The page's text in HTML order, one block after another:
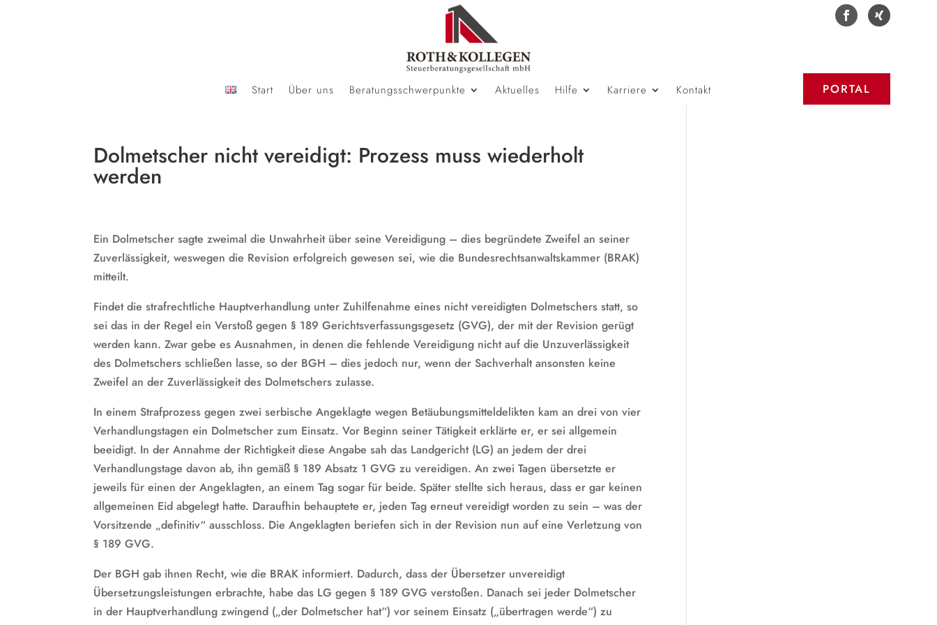
Start Über uns Beratungsschwerpunkte Aktuelles Hilfe Karriere Kontakt PORTAL
Dolmetscher nicht vereidigt: Prozess muss wiederholt
werden
Ein Dolmetscher sagte zweimal die Unwahrheit über seine Vereidigung – dies begründete Zweifel an seiner
Zuverlässigkeit, weswegen die Revision erfolgreich gewesen sei, wie die Bundesrechtsanwaltskammer (BRAK)
mitteilt.
Findet die strafrechtliche Hauptverhandlung unter Zuhilfenahme eines nicht vereidigten Dolmetschers statt, so
sei das in der Regel ein Verstoß gegen § 189 Gerichtsverfassungsgesetz (GVG), der mit der Revision gerügt
werden kann. Zwar gebe es Ausnahmen, in denen die fehlende Vereidigung nicht auf die Unzuverlässigkeit
des Dolmetschers schließen lasse, so der BGH – dies jedoch nur, wenn der Sachverhalt ansonsten keine
Zweifel an der Zuverlässigkeit des Dolmetschers zulasse.
In einem Strafprozess gegen zwei serbische Angeklagte wegen Betäubungsmitteldelikten kam an drei von vier
Verhandlungstagen ein Dolmetscher zum Einsatz. Vor Beginn seiner Tätigkeit erklärte er, er sei allgemein
beeidigt. In der Annahme der Richtigkeit diese Angabe sah das Landgericht (LG) an jedem der drei
Verhandlungstage davon ab, ihn gemäß § 189 Absatz 1 GVG zu vereidigen. An zwei Tagen übersetzte er
jeweils für einen der Angeklagten, an einem Tag sogar für beide. Später stellte sich heraus, dass er gar keinen
allgemeinen Eid abgelegt hatte. Daraufhin behauptete er, jeden Tag erneut vereidigt worden zu sein – was der
Vorsitzende „definitiv“ ausschloss. Die Angeklagten beriefen sich in der Revision nun auf eine Verletzung von
§ 189 GVG.
Der BGH gab ihnen Recht, wie die BRAK informiert. Dadurch, dass der Übersetzer unvereidigt
Übersetzungsleistungen erbrachte, habe das LG gegen § 189 GVG verstoßen. Danach sei jeder Dolmetscher
in der Hauptverhandlung zwingend („der Dolmetscher hat“) vor seinem Einsatz („übertragen werde“) zu